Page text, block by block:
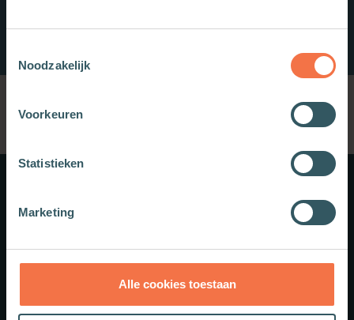
Noodzakelijk
Voorkeuren
Statistieken
Marketing
Alle cookies toestaan